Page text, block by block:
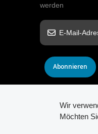
werden
Abonnieren
© 2026 INSTAR. All
Wir
Möchten